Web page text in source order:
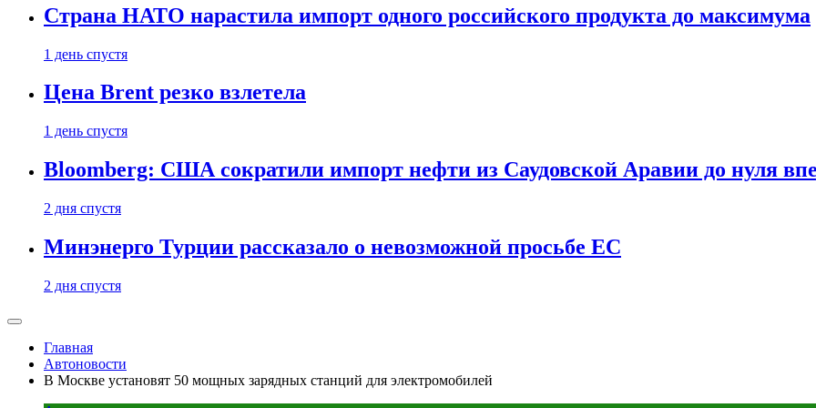
Страна НАТО нарастила импорт одного российского продукта до максимума
1 день спустя
Цена Brent резко взлетела
1 день спустя
Bloomberg: США сократили импорт нефти из Саудовской Аравии до нуля
2 дня спустя
Минэнерго Турции рассказало о невозможной просьбе ЕС
2 дня спустя
Главная
Автоновости
В Москве установят 50 мощных зарядных станций для электромобилей